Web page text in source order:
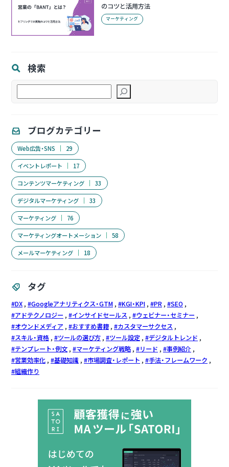
のコツと活用方法
マーケティング
検索
検
索
ブログカテゴリー
Web広告・SNS 29
イベントレポート 17
コンテンツマーケティング 33
デジタルマーケティング 33
マーケティング 76
マーケティングオートメーション 58
メールマーケティング 18
タグ
DX Googleアナリティクス・GTM KGI・KPI PR
SEO
アドテクノロジー
インサイドセールス
ウェビナー・セミナー
オウンドメディア
おすすめ書籍
カスタマーサクセス
スキル・資格
ツールの選び方 ツール設定
デジタルトレンド
テンプレート・例文
マーケティング戦略 リード
事例紹介
営業効率化
基礎知識 市場調査・レポート
手法・フレームワーク
組織作り